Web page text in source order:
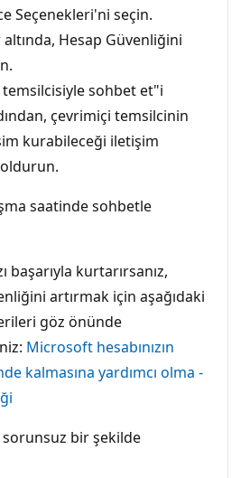
Seçenekleri'ni seçin.
Hesap Güvenliğini
sohbet et"i
çevrimiçi temsilcinin
kurabileceği iletişim
saatinde sohbetle
başarıyla kurtarırsanız,
artırmak için aşağıdaki
göz önünde
Microsoft hesabınızın
kalmasına yardımcı olma -
bir şekilde